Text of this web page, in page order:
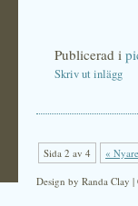
Publicerad i
Skriv ut inlägg
Sida 2 av 4 « Nyare
Design by Randa Clay